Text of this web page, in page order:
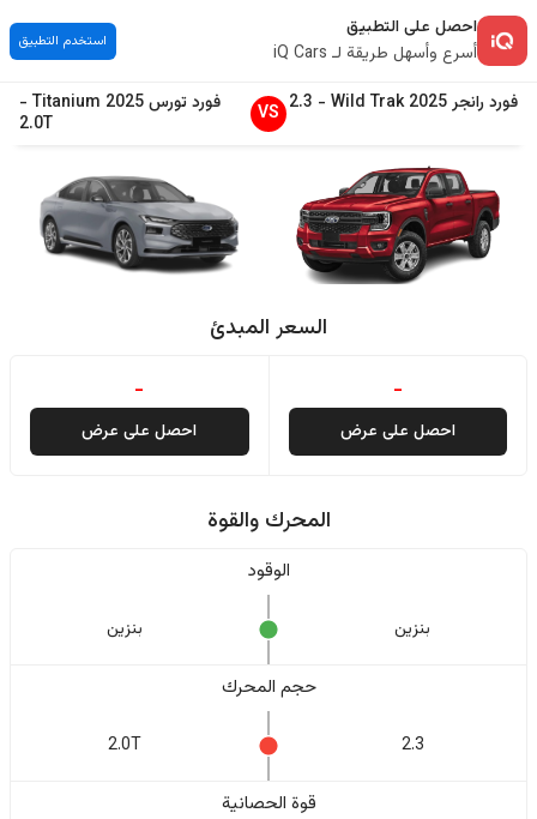
احصل على التطبيق
أسرع وأسهل طريقة لـ iQ Cars
استخدم التطبيق
فورد رانجر2025
Wild Trak
-
2.3
VS فوردتورس2025
Titanium
-
2.0T
السعر المبدئ
-
احصل على عرض
-
احصل على عرض
المحرك والقوة
الوقود
بنزين بنزين
حجم المحرك
2.3
2.0T
قوة الحصانية